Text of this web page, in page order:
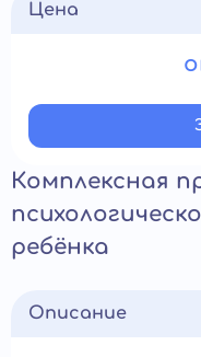
Цена
Комплексная
ребёнка
Описание